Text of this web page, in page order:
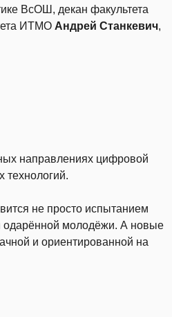
ВсОШ, декан факультета
ИТМО Андрей Станкевич,
направлениях цифровой
технологий.
не просто испытанием
молодёжи. А новые
и ориентированной на